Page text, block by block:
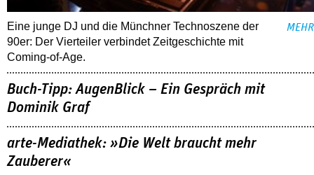
Eine junge DJ und die Münchner Technoszene der
90er: Der Vierteiler verbindet Zeitgeschichte mit
Coming-of-Age.
MEHR
Buch-Tipp: AugenBlick – Ein Gespräch mit
Dominik Graf
arte-Mediathek: »Die Welt braucht mehr
Zauberer«